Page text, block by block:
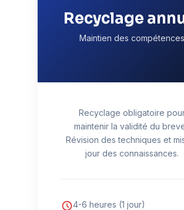
Recyclage
Maintien des compétences
Recyclage obligatoire
maintenir la validité du
Révision des techniques et
jour des connaissances.
4-6 heures (1 jour)